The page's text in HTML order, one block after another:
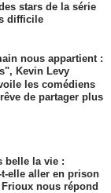
stars de la série
difficile
nous appartient :
Kevin Levy
les comédiens
de partager plus
belle la vie :
elle aller en prison
nous répond